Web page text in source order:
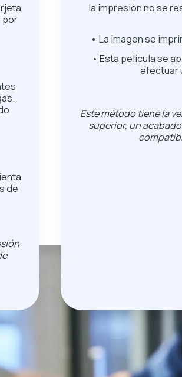
por
de
la impresión no se
• La imagen se
• Esta película se
efectuar
Este método tiene la
superior, un